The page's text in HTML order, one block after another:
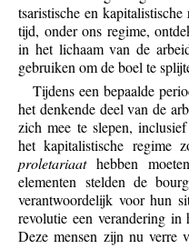
tsaristische en
tijd, onder ons regime,
in het lichaam van de
gebruiken om de boel te
Tijdens een bepaalde
het denkende deel van de
zich mee te slepen,
het kapitalistische regime
proletariaathebben
elementen stelden de
verantwoordelijk voor hun
revolutie een verandering in
Deze mensen zijn nu verre